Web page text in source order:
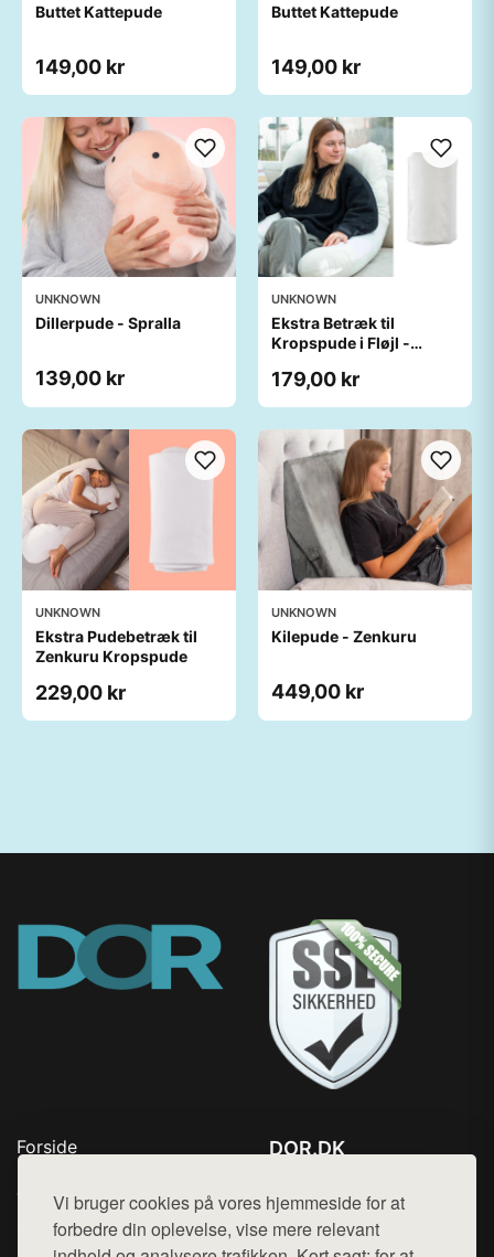
Vi bruger cookies på vores hjemmeside for at
forbedre din oplevelse, vise mere relevant
Buttet Kattepude
149,00 kr
Buttet Kattepude
149,00 kr
UNKNOWN
Dillerpude - Spralla
139,00 kr
UNKNOWN
Ekstra Betræk til
Kropspude i Fløjl -
179,00 kr
UNKNOWN
Ekstra Pudebetræk til
Zenkuru Kropspude
229,00 kr
UNKNOWN
Kilepude - Zenkuru
449,00 kr
Forside
Top Rabatter
Kontakt
DOR.DK
Mail: hej@want.dk